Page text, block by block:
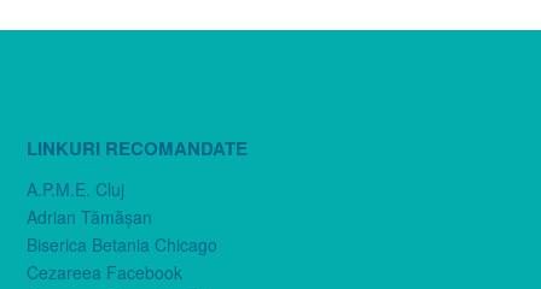
LINKURI RECOMANDATE
A.P.M.E. Cluj
Adrian Tămăşan
Biserica Betania Chicago
Cezareea Facebook